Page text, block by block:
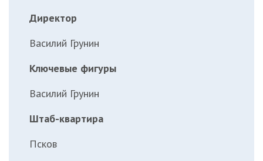
Директор
Василий Грунин
Ключевые фигуры
Василий Грунин
Штаб-квартира
Псков